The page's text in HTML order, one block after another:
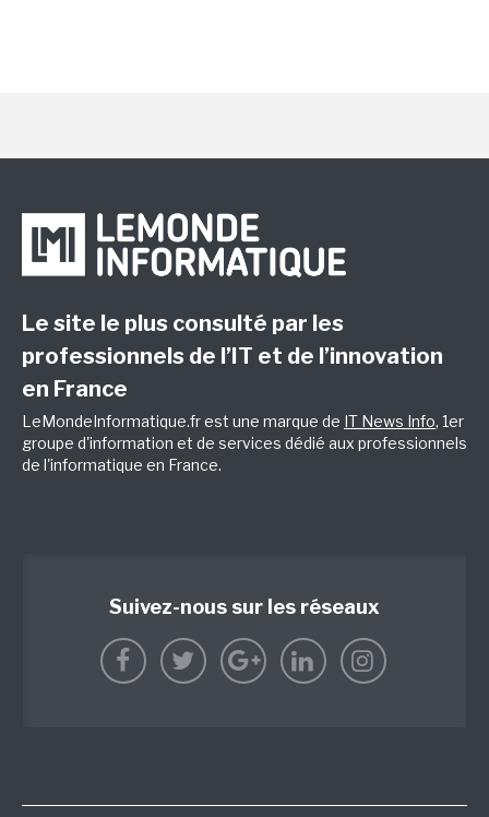
Le site le plus consulté par les
professionnels de l’IT et de l’innovation
en France
LeMondeInformatique.fr est une marque de IT News Info, 1er
groupe d'information et de services dédié aux professionnels
de l'informatique en France.
Suivez-nous sur les réseaux